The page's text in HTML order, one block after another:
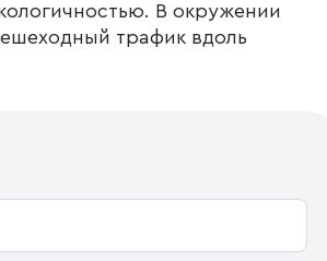
В окружении
трафик вдоль